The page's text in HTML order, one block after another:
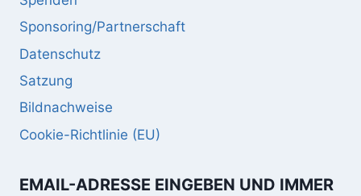
Sponsoring/Partnerschaft
Datenschutz
Satzung
Bildnachweise
Cookie-Richtlinie (EU)
EMAIL-ADRESSE EINGEBEN UND IMMER